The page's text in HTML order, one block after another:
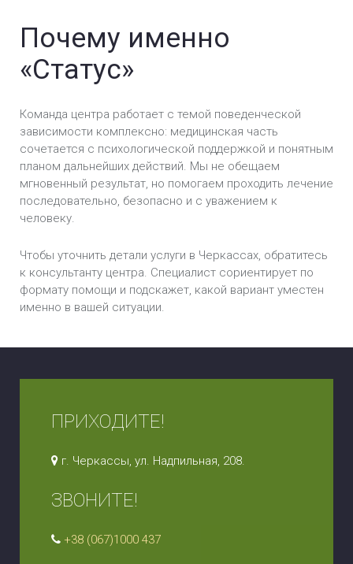
Почему именно
«Статус»
Команда центра работает с темой поведенческой
зависимости комплексно: медицинская часть
сочетается с психологической поддержкой и понятным
планом дальнейших действий. Мы не обещаем
мгновенный результат, но помогаем проходить лечение
последовательно, безопасно и с уважением к
человеку.
Чтобы уточнить детали услуги в Черкассах, обратитесь
к консультанту центра. Специалист сориентирует по
формату помощи и подскажет, какой вариант уместен
именно в вашей ситуации.
ПРИХОДИТЕ!
г. Черкассы, ул. Надпильная, 208.
ЗВОНИТЕ!
+38 (067)1000 437